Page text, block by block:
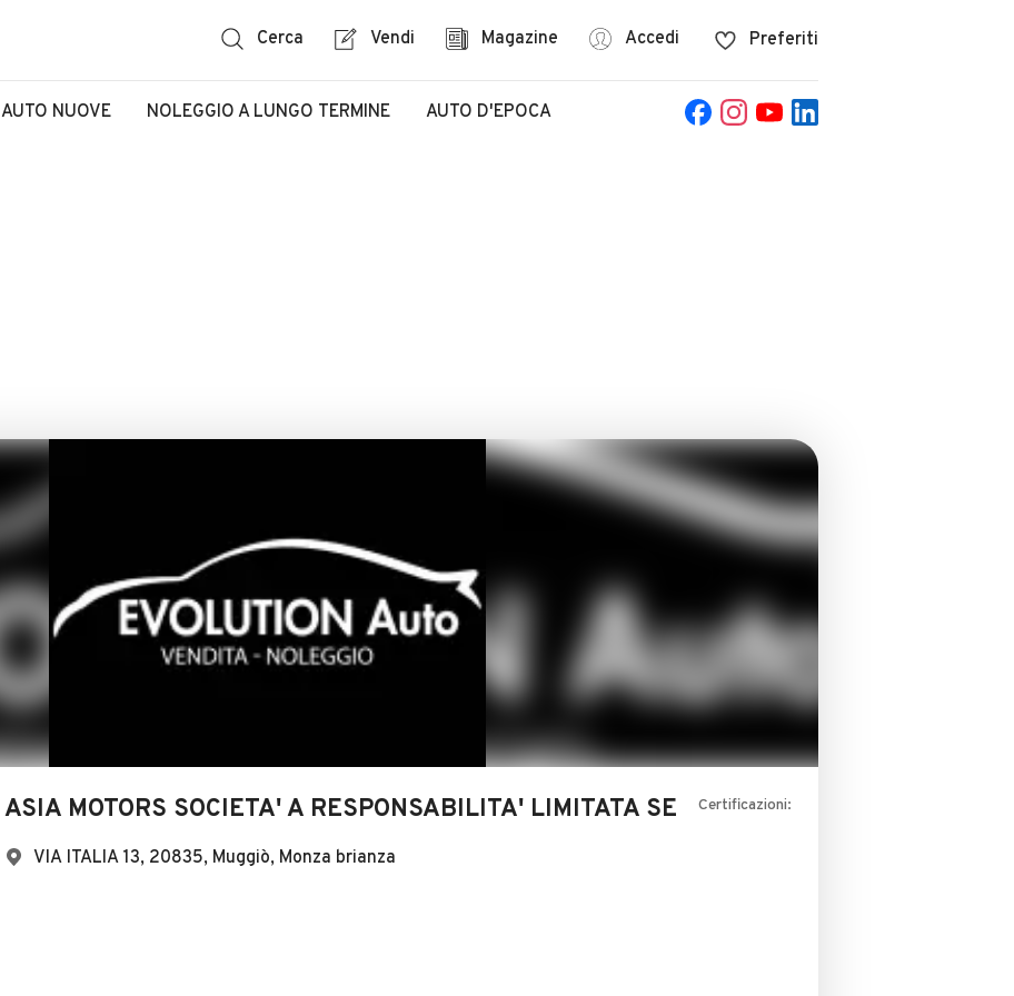
Cerca Vendi Magazine Accedi Preferiti
AUTO NUOVE NOLEGGIO A LUNGO TERMINE AUTO D'EPOCA
ASIA MOTORS SOCIETA' A RESPONSABILITA' LIMITATA SE Certificazioni:
VIA ITALIA 13, 20835, Muggiò, Monza brianza